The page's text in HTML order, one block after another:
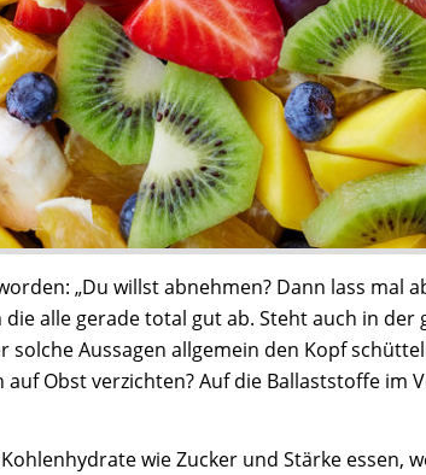
„Du willst abnehmen? Dann lass mal
alle gerade total gut ab. Steht auch in der
solche Aussagen allgemein den Kopf
Obst verzichten? Auf die Ballaststoffe im
wie Zucker und Stärke essen,